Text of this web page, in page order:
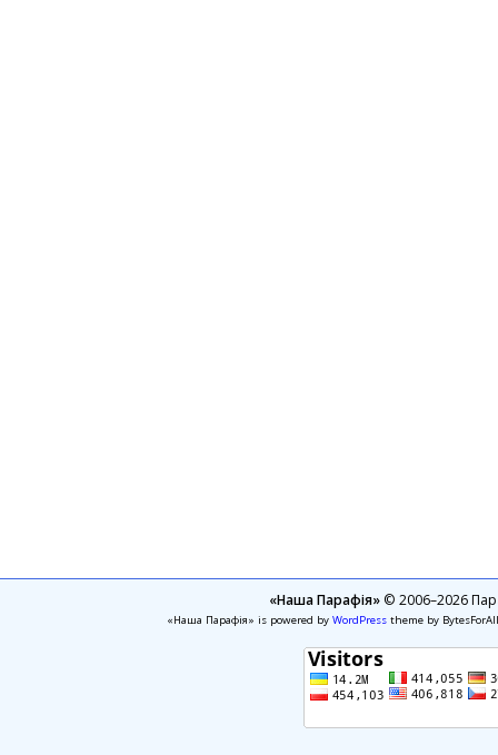
«Наша Парафія»© 2006–2026
«Наша Парафія» is powered by WordPresstheme by